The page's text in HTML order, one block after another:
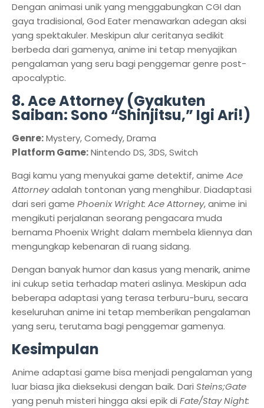
Dengan animasi unik yang menggabungkan CGI dan
gaya tradisional, God Eater menawarkan adegan aksi
yang spektakuler. Meskipun alur ceritanya sedikit
berbeda dari gamenya, anime ini tetap menyajikan
pengalaman yang seru bagi penggemar genre post-
apocalyptic.
8. Ace Attorney (Gyakuten
Saiban: Sono “Shinjitsu,” Igi Ari!)
Genre:Mystery, Comedy, Drama
Platform Game:Nintendo DS, 3DS, Switch
Bagi kamu yang menyukai game detektif, anime Ace
Attorneyadalah tontonan yang menghibur. Diadaptasi
dari seri game Phoenix Wright: Ace Attorney, anime ini
mengikuti perjalanan seorang pengacara muda
bernama Phoenix Wright dalam membela kliennya dan
mengungkap kebenaran di ruang sidang.
Dengan banyak humor dan kasus yang menarik, anime
ini cukup setia terhadap materi aslinya. Meskipun ada
beberapa adaptasi yang terasa terburu-buru, secara
keseluruhan anime ini tetap memberikan pengalaman
yang seru, terutama bagi penggemar gamenya.
Kesimpulan
Anime adaptasi game bisa menjadi pengalaman yang
luar biasa jika dieksekusi dengan baik. Dari Steins;Gate
yang penuh misteri hingga aksi epik di Fate/Stay Night: